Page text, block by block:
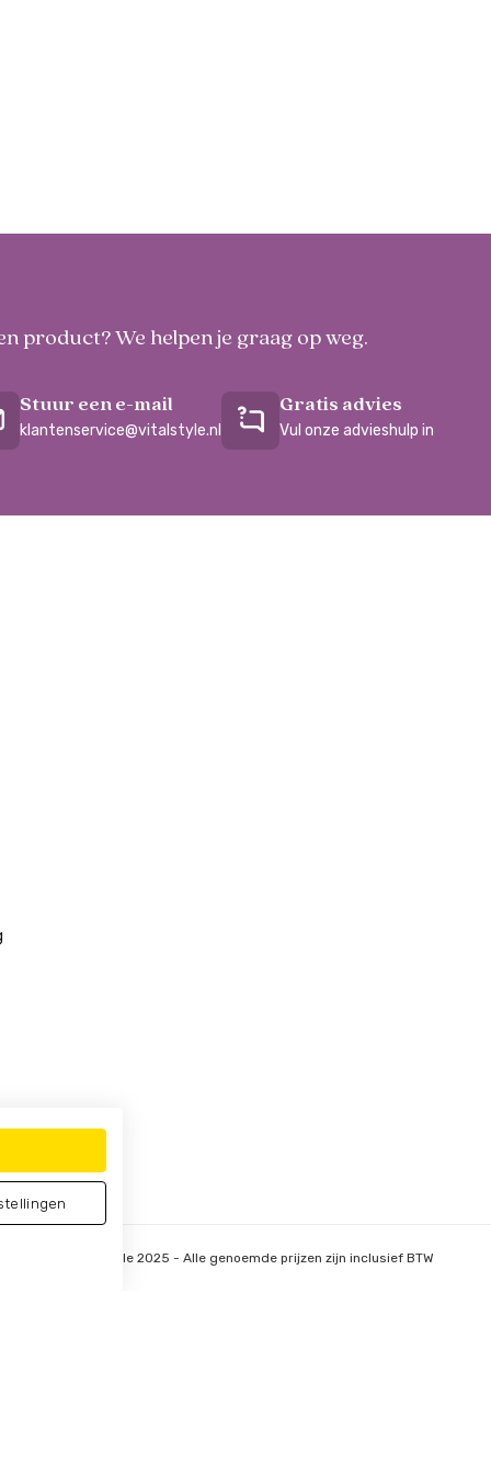
product? We helpen je graag op weg.
Stuur een e-mail
klantenservice@vitalstyle.nl
Gratis advies
Vul onze advieshulp in
© Vitalstyle 2025 - Alle genoemde prijzen zijn inclusief BTW